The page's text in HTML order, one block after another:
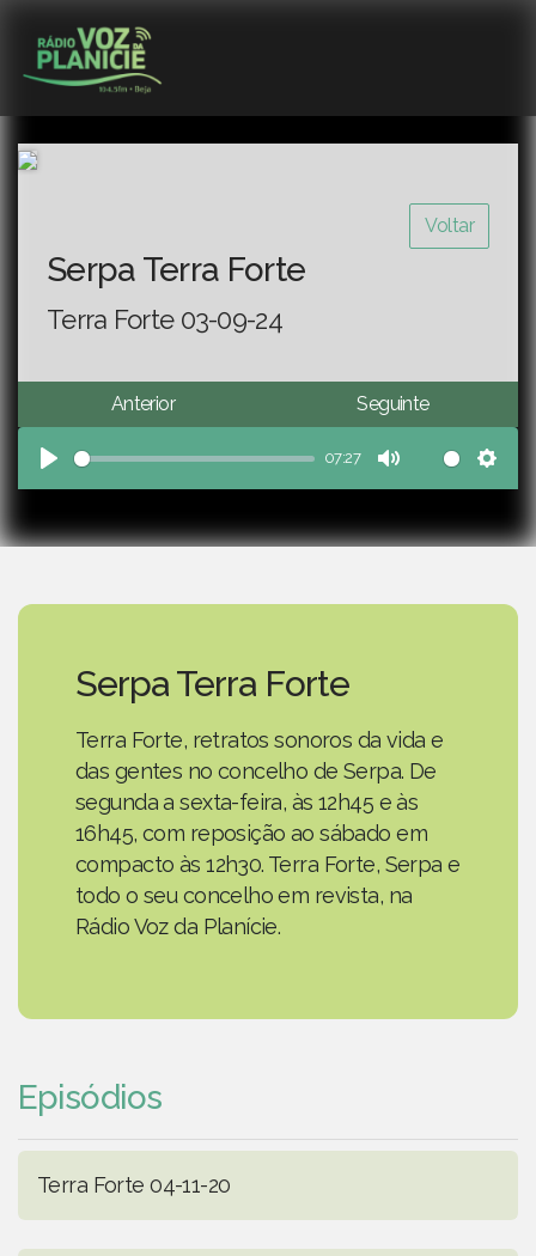
Voltar
Serpa Terra Forte
Terra Forte 03-09-24
Anterior Seguinte
Play
07:27
Mute
Serpa Terra Forte
Terra Forte, retratos sonoros da vida e
das gentes no concelho de Serpa. De
segunda a sexta-feira, às 12h45 e às
16h45, com reposição ao sábado em
compacto às 12h30. Terra Forte, Serpa e
todo o seu concelho em revista, na
Rádio Voz da Planície.
Episódios
Terra Forte 04-11-20